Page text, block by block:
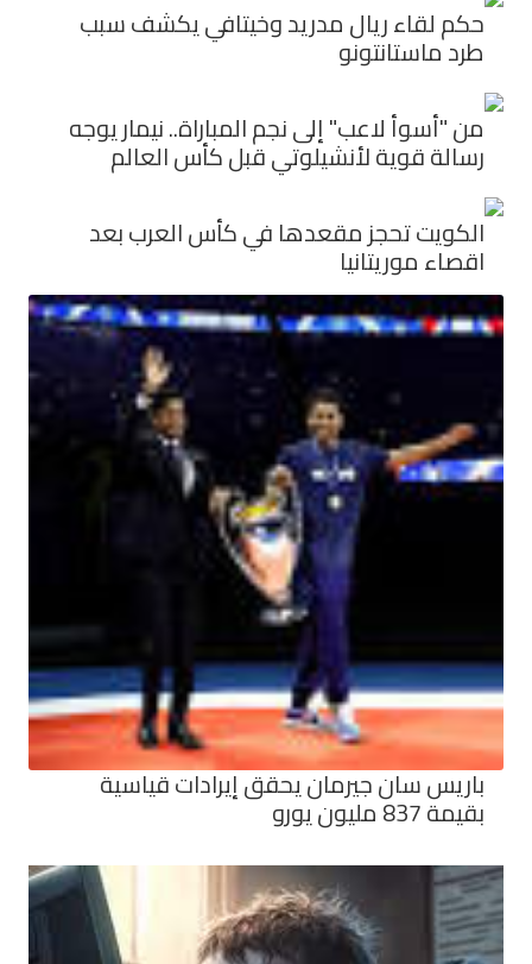
حكم لقاء ريال مدريد وخيتافي يكشف سبب
طرد ماستانتونو
من "أسوأ لاعب" إلى نجم المباراة.. نيمار يوجه
رسالة قوية لأنشيلوتي قبل كأس العالم
الكويت تحجز مقعدها في كأس العرب بعد
اقصاء موريتانيا
باريس سان جيرمان يحقق إيرادات قياسية
بقيمة 837 مليون يورو